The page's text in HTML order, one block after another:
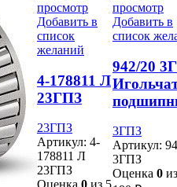
просмотр
Добавить в
список
желаний
4-178811 Л
23ГПЗ
23ГПЗ
Артикул: 4-
178811 Л
23ГПЗ
просмотр
Добавить в
список
942/20
3ГПЗ
Артикул:
3ГПЗ
Оценка 0